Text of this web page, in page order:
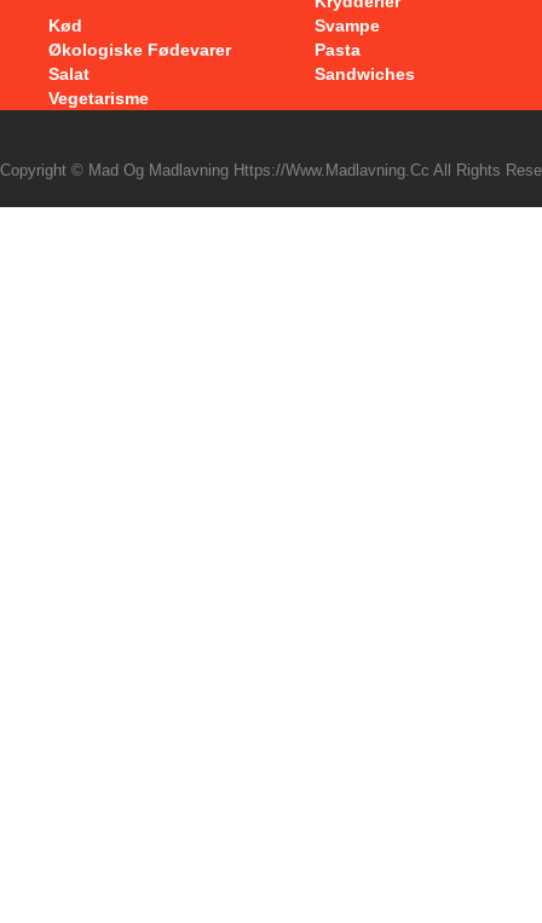
Kød
Svampe
Økologiske Fødevarer
Pasta
Salat
Sandwiches
Vegetarisme
Copyright © Mad Og Madlavning Https://www.madlavning.cc All Rights